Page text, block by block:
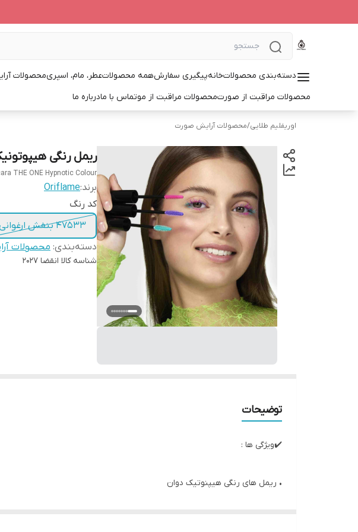
دسته‌بندی محصولاتخانهپیگیری سفارشهمه محصولاتعطر، مام، اسپریمحصولات
محصولات مراقبت از صورتمحصولات مراقبت از موتماس با مادرباره ما
اوریفلیم طلایی/محصولات آرایش صورت
ریمل رنگی
THE ONE Hypnotic Colour
برند:Oriflame
کد رنگ
47533 بنفش ارغوانی
دسته‌بندی: محصولات
شناسه کالا انقضا 2027
توضیحات
✔️ویژگی ها :
• ریمل های رنگی هیپنوتیک دوان